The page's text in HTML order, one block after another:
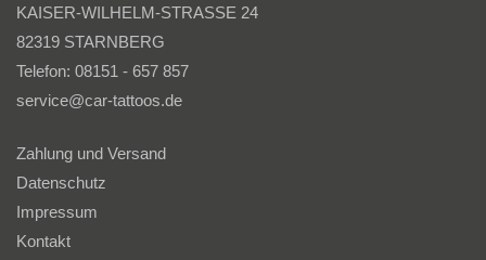
KAISER-WILHELM-STRASSE 24
82319 STARNBERG
Telefon: 08151 - 657 857
service@car-tattoos.de
Zahlung und Versand
Datenschutz
Impressum
Kontakt